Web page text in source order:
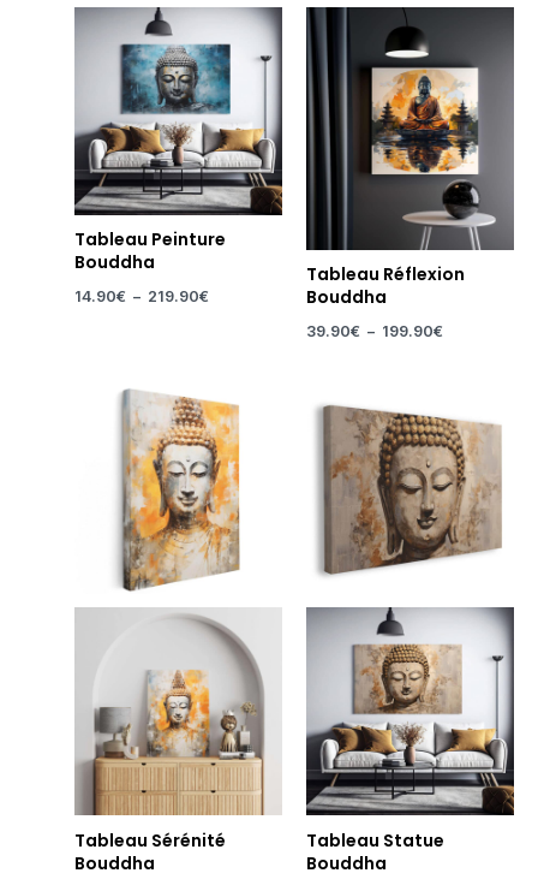
Tableau Peinture
Bouddha
14.90€ – 219.90€
Tableau Réflexion
Bouddha
39.90€ – 199.90€
Tableau Sérénité
Bouddha
de
prix :
14.90€
à
219.90€
Tableau Statue
Bouddha
de
prix :
14.90€
à
219.90€